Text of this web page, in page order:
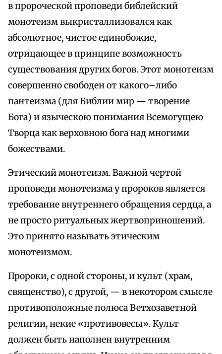
в пророческой проповеди библейский
монотеизм выкристаллизовался как
абсолютное, чистое единобожие,
отрицающее в принципе возможность
существования других богов. Этот монотеизм
совершенно свободен от какого–либо
пантеизма (для Библии мир — творение
Бога) и языческою понимания Всемогущею
Творца как верховною бога над многими
божествами.
Этический монотеизм. Важной чертой
проповеди монотеизма у пророков является
требование внутреннего обращения сердца, а
не просто ритуальных жертвоприношений.
Это принято называть этическим
монотеизмом.
Пророки, с одной стороны, и культ (храм,
священство), с другой, — в некотором смысле
противоположные полюса Ветхозаветной
религии, некие «противовесы». Культ
должен быть наполнен внутренним